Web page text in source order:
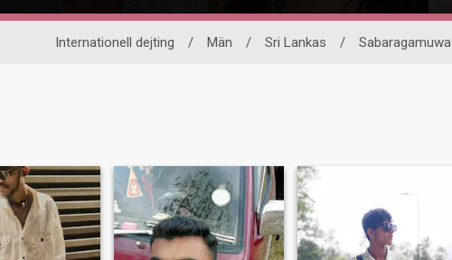
Internationell dejting / Män / Sri Lankas / Sabaragamuwa